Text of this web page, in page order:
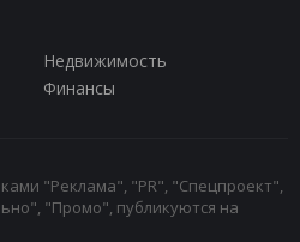
Недвижимость
Финансы
"Реклама", "PR", "Спецпроект",
"Промо", публикуются на